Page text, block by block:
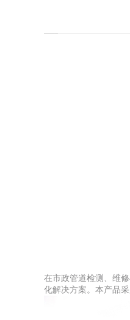
在市政管道检测、维
化解决方案。本产品